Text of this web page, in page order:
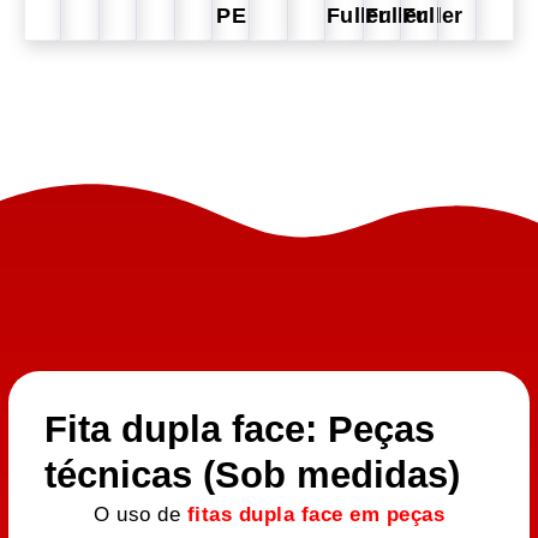
PE
FullerFullerFuller
Fita dupla face: Peças
técnicas (Sob medidas)
O uso de fitas dupla face em peças